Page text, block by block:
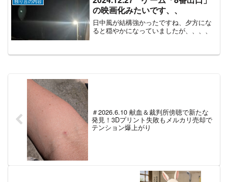
の映画化みたいです、、
日中風が結構強かったですね、夕方にな
ると穏やかになっていましたが、、、、
＃2026.6.10 献血＆裁判所傍聴で新たな
発見！3Dプリント失敗もメルカリ売却で
テンション爆上がり